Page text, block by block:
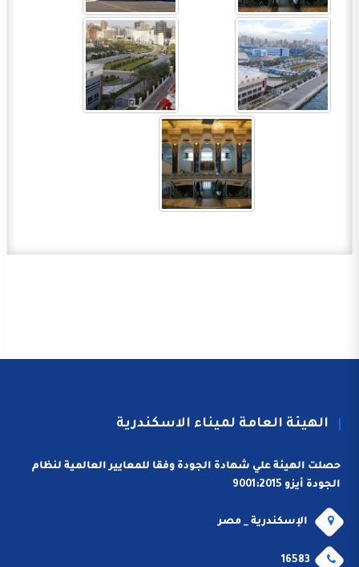
الهيئة العامة لميناء الاسكندرية
حصلت الهيئة علي شهادة الجودة وفقا للمعايير العالمية لنظام
الجودة أيزو 9001:2015
الإسكندرية _ مصر
16583